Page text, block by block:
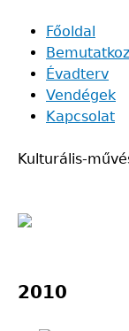
main
content
Main
Főoldal
Évadterv
Vendégek
Kapcsolat
Kulturális-
to
2010